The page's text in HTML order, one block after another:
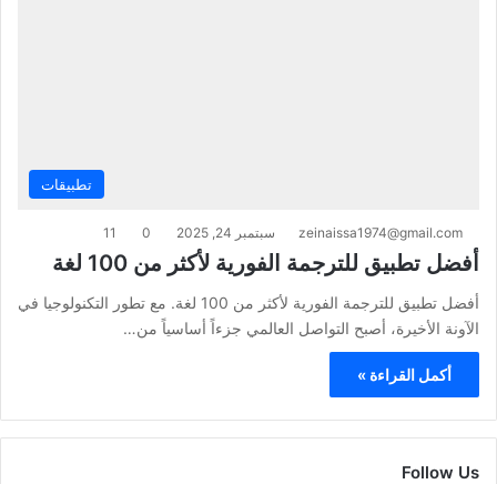
تطبيقات
zeinaissa1974@gmail.com سبتمبر 24, 2025 0
11
أفضل تطبيق للترجمة الفورية لأكثر من 100 لغة
أفضل تطبيق للترجمة الفورية لأكثر من 100 لغة. مع تطور التكنولوجيا في
الآونة الأخيرة، أصبح التواصل العالمي جزءاً أساسياً من…
أكمل القراءة »
Follow Us